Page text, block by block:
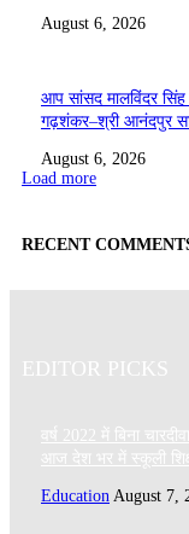
August 6, 2026
आप सांसद मालविंदर
गढ़शंकर–श्री आनंदपुर
August 6, 2026
Load more
RECENT
EDITOR PICKS
वर्ष 2022 में बिना
आज देश भर में स्कूली
Education August 7,